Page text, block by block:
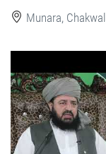
Munara,